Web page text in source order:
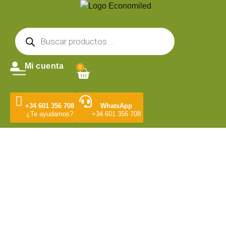
Mi cuenta 0
+34 601 356 708
¿Te ayudamos?
WhatsApp
+34 601 356 708